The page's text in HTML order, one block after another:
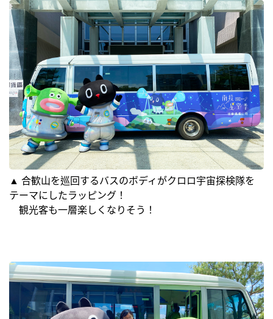
▲ 合歓山を巡回するバスのボディがクロロ宇宙探検隊を
テーマにしたラッピング！
観光客も一層楽しくなりそう！